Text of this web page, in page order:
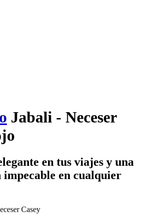
Jabali - Neceser
en tus viajes y una
impecable en cualquier
Casey